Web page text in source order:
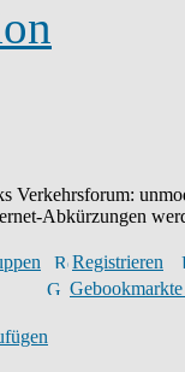
Verkehrsforum:
Abkürzungen
Registrieren